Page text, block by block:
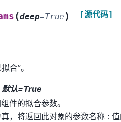
(deep=True ) [源代码]
合”。
认=True
件的拟合参数。
，将返回此对象的参数名称 :